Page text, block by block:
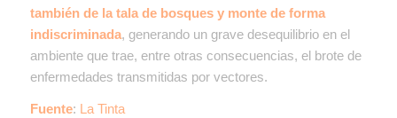
también de la tala de bosques y monte de forma
indiscriminada, generando un grave desequilibrio en el
ambiente que trae, entre otras consecuencias, el brote de
enfermedades transmitidas por vectores.
Fuente: La Tinta